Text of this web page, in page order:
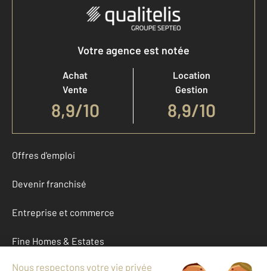
Votre agence est notée
Achat
Vente
8,9/10
Location
Gestion
8,9/10
Offres d'emploi
Devenir franchisé
Entreprise et commerce
Fine Homes & Estates